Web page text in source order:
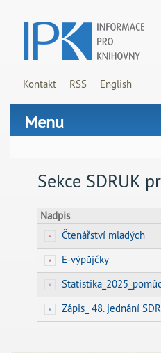
Kontakt RSS English
Menu
Sekce SDRUK
Nadpis
Čtenářství mladých
E-výpůjčky
Zápis_ 48. jednání